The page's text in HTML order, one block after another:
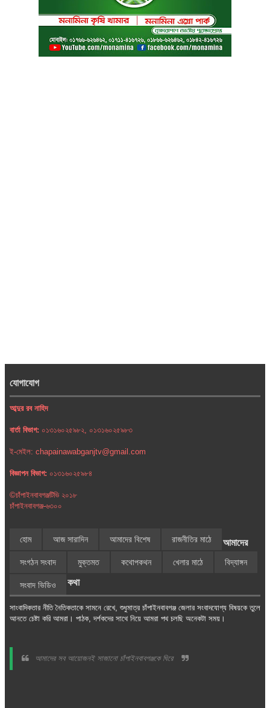
যোগাযোগ
আব্দুর রব নাহিদ
বার্তা বিভাগ: ০১৩১৬০২৫৯৮২, ০১৩১৬০২৫৯৮৩
ই-মেইল: chapainawabganjtv@gmail.com
বিজ্ঞাপন বিভাগ: ০১৩১৬০২৫৯৮৪
©চাঁপাইনবাবগঞ্জটিভি ২০১৮
চাঁপাইনবাবগঞ্জ-৬৩০০
হোম আজ সারাদিন আমাদের বিশেষ রাজনীতির মাঠে
সংগঠন সংবাদ মুক্তমত কথোপকথন খেলার মাঠে বিদ্যাঙ্গন
সংবাদ ভিডিও
আমাদের
কথা
সাংবাদিকতার নীতি নৈতিকতাকে সামনে রেখে, শুধুমাত্র চাঁপাইনবাবগঞ্জ জেলার সংবাদযোগ্য বিষয়কে তুলে
আনতে চেষ্টা করি আমরা। পাঠক, দর্শকদের সাথে নিয়ে আমরা পথ চলছি অনেকটা সময়।
আমাদের সব আয়োজনই সাজানো চাঁপাইনবাবগঞ্জকে ঘিরে